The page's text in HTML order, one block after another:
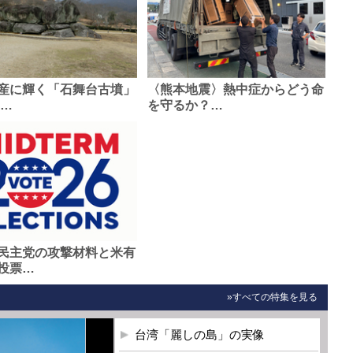
に輝く「石舞台古墳」
〈熊本地震〉熱中症からどう命
を守るか？…
主党の攻撃材料と米有
票…
»すべての特集を見る
台湾「麗しの島」の実像